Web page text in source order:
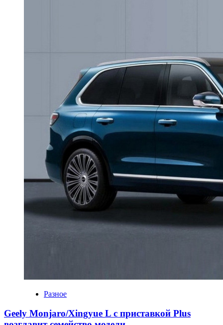
Разное
Geely Monjaro/Xingyue L с приставкой Plus